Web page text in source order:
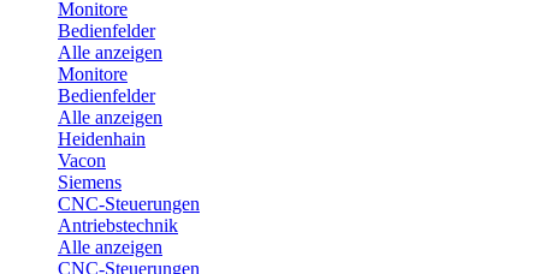
Monitore
Bedienfelder
Alle anzeigen
Monitore
Bedienfelder
Alle anzeigen
Heidenhain
Vacon
Siemens
CNC-Steuerungen
Antriebstechnik
Alle anzeigen
CNC-Steuerungen